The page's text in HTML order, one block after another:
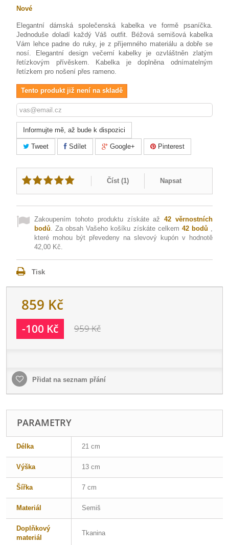
Nové
Elegantní dámská společenská kabelka ve formě psaníčka.
Jednoduše doladí každý Váš outfit. Béžová semišová kabelka
Vám lehce padne do ruky, je z příjemného materiálu a dobře se
nosí. Elegantní design večerní kabelky je ozvláštněn zlatým
řetízkovým přívěskem. Kabelka je doplněna odnímatelným
řetízkem pro nošení přes rameno.
Tento produkt již není na skladě
Informujte mě, až bude k dispozici
Tweet Sdílet Google+ Pinterest
Číst (1) Napsat
Zakoupením tohoto produktu získáte až42 věrnostních
bodů. Za obsah Vašeho košíku získáte celkem 42bodů ,
které mohou být převedeny na slevový kupón v hodnotě
42,00 Kč.
Tisk
859 Kč
-100 Kč 959 Kč
Přidat na seznam přání
PARAMETRY
Délka 21 cm
Výška 13 cm
Šířka 7 cm
Materiál Semiš
Doplňkový
materiál
Tkanina